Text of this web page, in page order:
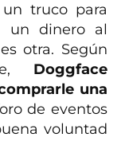
truco para
un dinero al
otra. Según
Doggface
una
de eventos
voluntad